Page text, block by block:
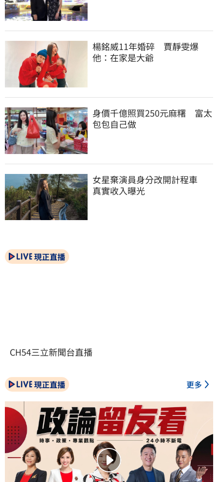
楊銘威11年婚碎　賈靜雯爆
他：在家是大爺
身價千億照買250元麻糬　富太
包包自己做
女星棄演員身分改開計程車
真實收入曝光
現正直播
CH54三立新聞台直播
現正直播 更多